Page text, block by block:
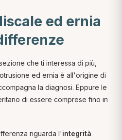
ed ernia
che ti interessa di più,
ed ernia è all'origine di
la diagnosi. Eppure le
di essere comprese fino in
riguarda l'integrità